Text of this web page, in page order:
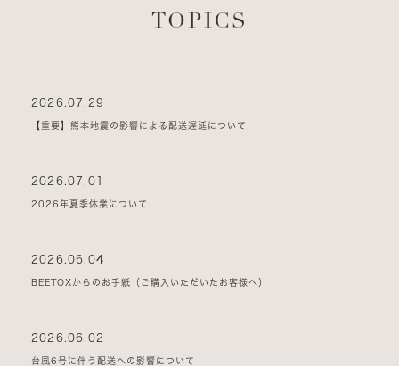
TOPICS
2026.07.29
【重要】熊本地震の影響による配送遅延について
2026.07.01
2026年夏季休業について
2026.06.04
BEETOXからのお手紙（ご購入いただいたお客様へ）
2026.06.02
台風6号に伴う配送への影響について